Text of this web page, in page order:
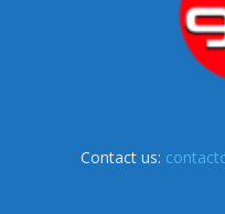
Contact us: